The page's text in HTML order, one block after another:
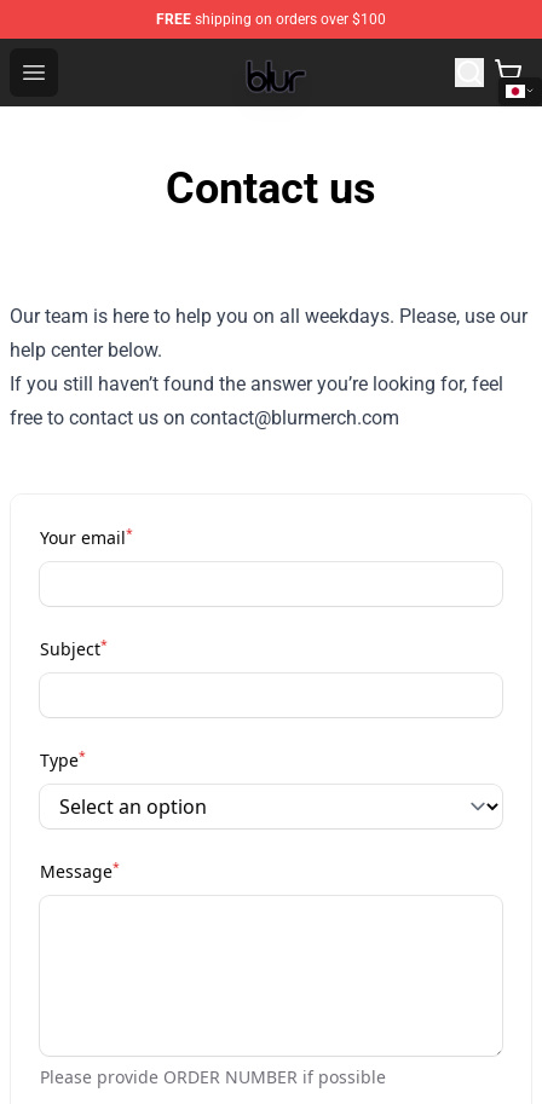
FREE shipping on orders over $100
Open menu
Blur Store - Official Blur Merchandise Shop
Contact us
Our team is here to help you on all weekdays. Please, use our
help center below.
If you still haven’t found the answer you’re looking for, feel
free to contact us on contact@blurmerch.com